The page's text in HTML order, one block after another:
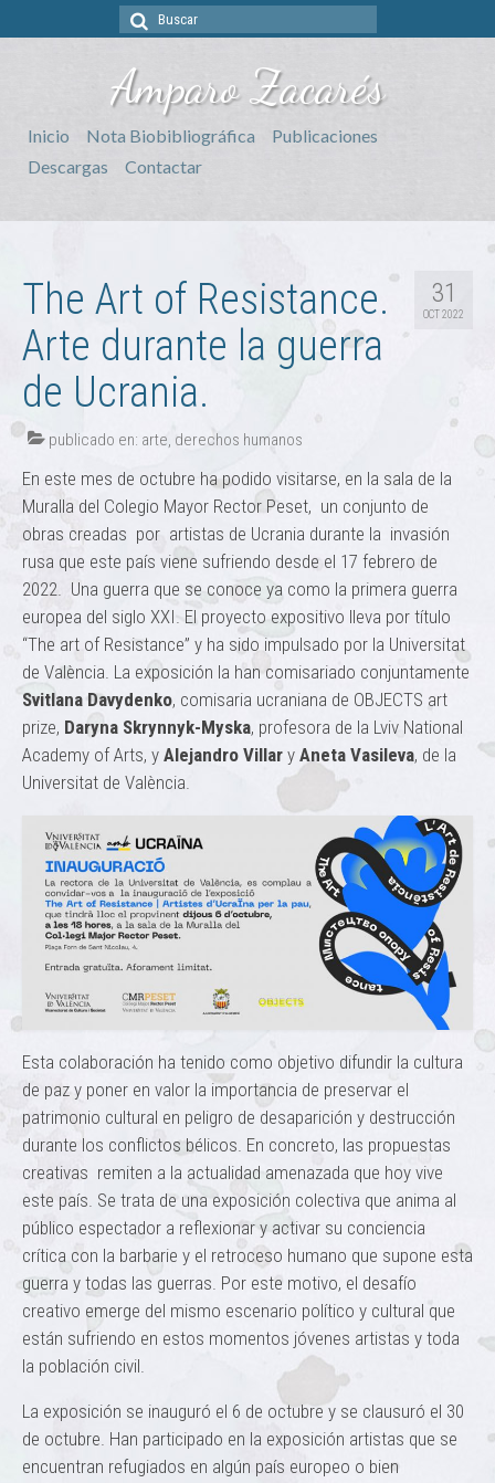
Buscar
Amparo Zacarés
Inicio Nota Biobibliográfica
Publicaciones
Descargas
Contactar
31
OCT 2022
The Art of Resistance.
Arte durante la guerra
de Ucrania.
publicado en: arte, derechos humanos
En este mes de octubre ha podido visitarse, en la sala de la
Muralla del Colegio Mayor Rector Peset, un conjunto de
obras creadas por artistas de Ucrania durante la invasión
rusa que este país viene sufriendo desde el 17 febrero de
2022. Una guerra que se conoce ya como la primera guerra
europea del siglo XXI. El proyecto expositivo lleva por título
“The art of Resistance” y ha sido impulsado por la Universitat
de València. La exposición la han comisariado conjuntamente
Svitlana Davydenko, comisaria ucraniana de OBJECTS art
prize, Daryna Skrynnyk-Myska, profesora de la Lviv National
Academy of Arts, y Alejandro Villar y Aneta Vasileva, de la
Universitat de València.
Esta colaboración ha tenido como objetivo difundir la cultura
de paz y poner en valor la importancia de preservar el
patrimonio cultural en peligro de desaparición y destrucción
durante los conflictos bélicos. En concreto, las propuestas
creativas remiten a la actualidad amenazada que hoy vive
este país. Se trata de una exposición colectiva que anima al
público espectador a reflexionar y activar su conciencia
crítica con la barbarie y el retroceso humano que supone esta
guerra y todas las guerras. Por este motivo, el desafío
creativo emerge del mismo escenario político y cultural que
están sufriendo en estos momentos jóvenes artistas y toda
la población civil.
La exposición se inauguró el 6 de octubre y se clausuró el 30
de octubre. Han participado en la exposición artistas que se
encuentran refugiados en algún país europeo o bien